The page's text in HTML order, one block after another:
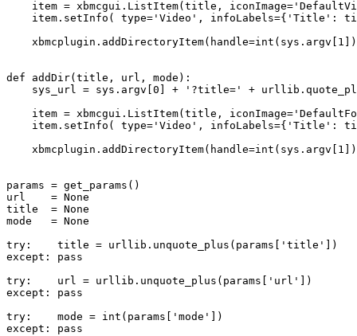
item = xbmcgui.ListItem(title,
item.setInfo( type='Video', infoLabels={'Title':
def addDir(title, url, mode):
sys_url = sys.argv[0] + '?title=' +
item = xbmcgui.ListItem(title,
item.setInfo( type='Video', infoLabels={'Title':
params = get_params()
url    = None
title  = None
mode   = None
try:    title = urllib.unquote_plus(params['title'])
except: pass
try:    url = urllib.unquote_plus(params['url'])
except: pass
try:    mode = int(params['mode'])
except: pass